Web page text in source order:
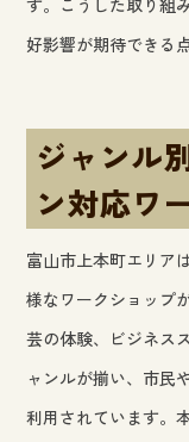
好影響が期待できる
ジャンル
ン対応ワ
富山市上本町エリア
様なワークショップ
芸の体験、ビジネス
ャンルが揃い、市民
利用されています。